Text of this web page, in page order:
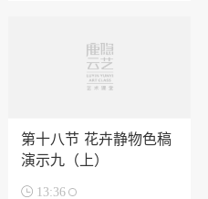
第十八节 花卉静物色稿
演示九（上）
 13:36